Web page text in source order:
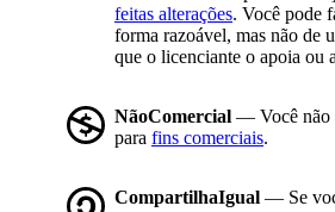
feitas alterações. Você pode
forma razoável, mas não de
que o licenciante o apoia ou
NãoComercial — Você não
para fins comerciais.
CompartilhaIgual — Se